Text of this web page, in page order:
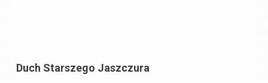
Duch Starszego Jaszczura